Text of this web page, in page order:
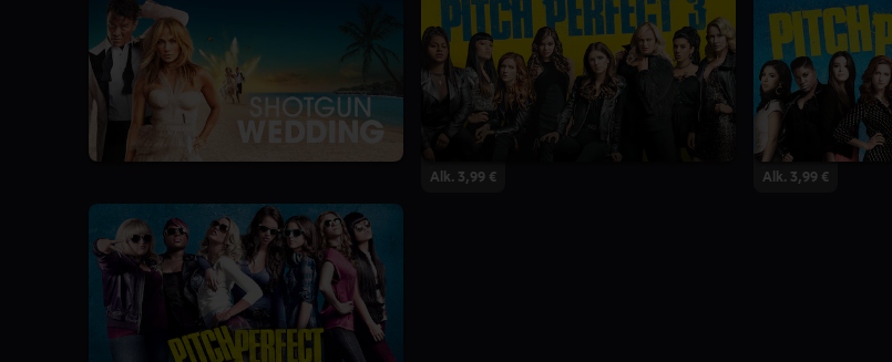
Alk. 3,99 € Alk. 3,99 €